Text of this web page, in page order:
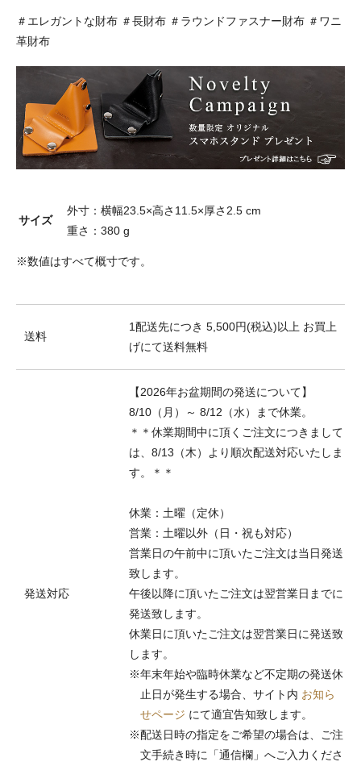
＃エレガントな財布 ＃長財布 ＃ラウンドファスナー財布 ＃ワニ
革財布
サイズ
外寸：横幅23.5×高さ11.5×厚さ2.5 cm
重さ：380 g
※数値はすべて概寸です。
送料
1配送先につき 5,500円(税込)以上 お買上
げにて送料無料
発送対応
【2026年お盆期間の発送について】
8/10（月）～ 8/12（水）まで休業。
＊＊休業期間中に頂くご注文につきまして
は、8/13（木）より順次配送対応いたしま
す。＊＊
休業：土曜（定休）
営業：土曜以外（日・祝も対応）
営業日の午前中に頂いたご注文は当日発送
致します。
午後以降に頂いたご注文は翌営業日までに
発送致します。
休業日に頂いたご注文は翌営業日に発送致
します。
※年末年始や臨時休業など不定期の発送休
止日が発生する場合、サイト内 お知ら
せページ にて適宜告知致します。
※配送日時の指定をご希望の場合は、ご注
文手続き時に「通信欄」へご入力くださ